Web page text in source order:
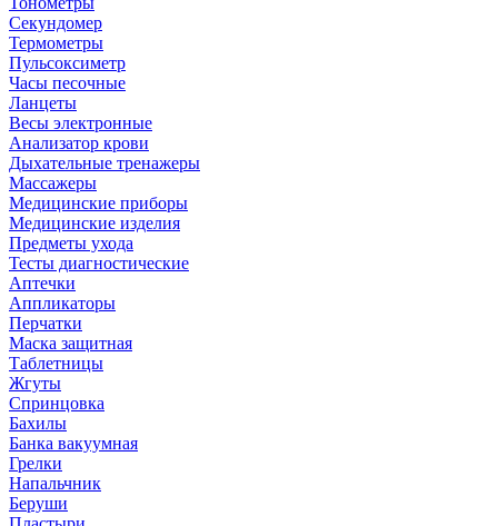
Секундомер
Термометры
Пульсоксиметр
Часы песочные
Ланцеты
Весы электронные
Анализатор крови
Дыхательные тренажеры
Массажеры
Медицинские приборы
Медицинские изделия
Предметы ухода
Тесты диагностические
Аптечки
Аппликаторы
Перчатки
Маска защитная
Таблетницы
Жгуты
Спринцовка
Бахилы
Банка вакуумная
Грелки
Напальчник
Беруши